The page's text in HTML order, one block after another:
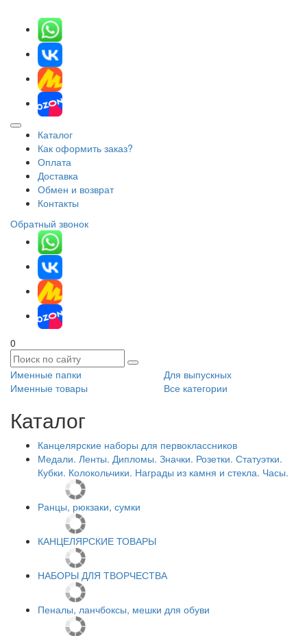
Каталог
Как оформить заказ?
Оплата
Доставка
Обмен и возврат
Контакты
Обратный звонок
0
Именные папки
Для выпускных
Именные товары
Все категории
Каталог
Канцелярские наборы для первоклассников
Медали. Ленты. Дипломы. Значки. Розетки. Статуэтки.
Кубки. Колокольчики. Награды из камня и стекла. Часы.
Ранцы, рюкзаки, сумки
КАНЦЕЛЯРСКИЕ ТОВАРЫ
НАБОРЫ ДЛЯ ТВОРЧЕСТВА
Пеналы, ланчбоксы, мешки для обуви